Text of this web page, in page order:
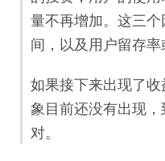
量不再增加。这三
间，以及用户留存率
如果接下来出现了
象目前还没有出现
对。